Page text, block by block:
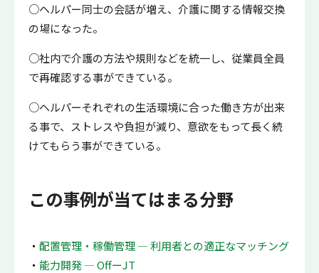
○ヘルパー同士の会話が増え、介護に関する情報交換
の場になった。
○社内で介護の方法や規則などを統一し、従業員全員
で再確認する事ができている。
○ヘルパーそれぞれの生活環境に合った働き方が出来
る事で、ストレスや負担が減り、意欲をもって長く続
けてもらう事ができている。
この事例が当てはまる分野
配置管理・稼働管理 ― 利用者との適正なマッチング
能力開発 ― OffーJT